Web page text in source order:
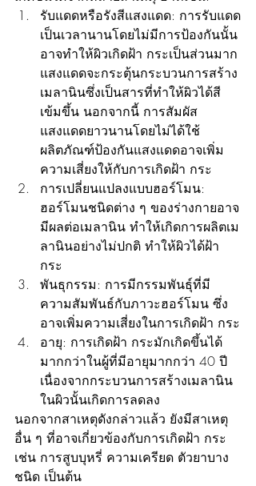
รับแดดหรือรังสีแสงแดด: การรับแดด
เป็นเวลานานโดยไม่มีการป้องกันนั้น
อาจทำให้ผิวเกิดฝ้า กระเป็นส่วนมาก
แสงแดดจะกระตุ้นกระบวนการสร้าง
เมลานินซึ่งเป็นสารที่ทำให้ผิวได้สี
เข้มขึ้น นอกจากนี้ การสัมผัส
แสงแดดยาวนานโดยไม่ได้ใช้
ผลิตภัณฑ์ป้องกันแสงแดดอาจเพิ่ม
ความเสี่ยงให้กับการเกิดฝ้า กระ
การเปลี่ยนแปลงแบบฮอร์โมน:
ฮอร์โมนชนิดต่าง ๆ ของร่างกายอาจ
มีผลต่อเมลานิน ทำให้เกิดการผลิตเม
ลานินอย่างไม่ปกติ ทำให้ผิวได้ฝ้า
กระ
พันธุกรรม: การมีกรรมพันธุ์ที่มี
ความสัมพันธ์กับภาวะฮอร์โมน ซึ่ง
อาจเพิ่มความเสี่ยงในการเกิดฝ้า กระ
อายุ: การเกิดฝ้า กระมักเกิดขึ้นได้
มากกว่าในผู้ที่มีอายุมากกว่า 40 ปี
เนื่องจากกระบวนการสร้างเมลานิน
ในผิวนั้นเกิดการลดลง
นอกจากสาเหตุดังกล่าวแล้ว ยังมีสาเหตุ
อื่น ๆ ที่อาจเกี่ยวข้องกับการเกิดฝ้า กระ
เช่น การสูบบุหรี่ ความเครียด ตัวยาบาง
ชนิด เป็นต้น